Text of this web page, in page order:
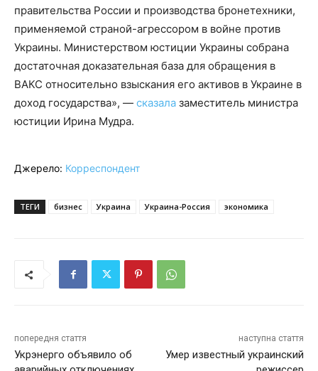
правительства России и производства бронетехники,
применяемой страной-агрессором в войне против
Украины. Министерством юстиции Украины собрана
достаточная доказательная база для обращения в
ВАКС относительно взыскания его активов в Украине в
доход государства», — сказала заместитель министра
юстиции Ирина Мудра.
Джерело: Корреспондент
ТЕГИ бизнес Украина Украина-Россия экономика
попередня стаття
Укрэнерго объявило об
наступна стаття
Умер известный украинский